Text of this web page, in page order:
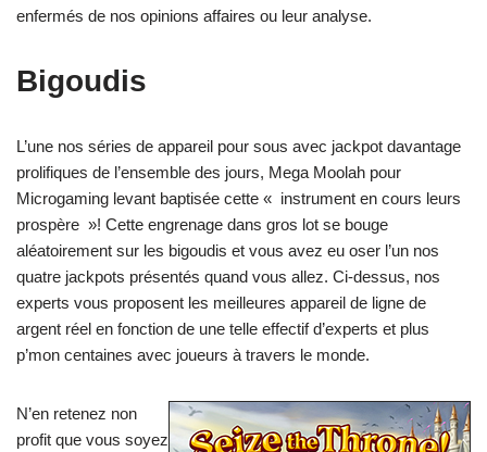
enfermés de nos opinions affaires ou leur analyse.
Bigoudis
L’une nos séries de appareil pour sous avec jackpot davantage
prolifiques de l’ensemble des jours, Mega Moolah pour
Microgaming levant baptisée cette « instrument en cours leurs
prospère »! Cette engrenage dans gros lot se bouge
aléatoirement sur les bigoudis et vous avez eu oser l’un nos
quatre jackpots présentés quand vous allez. Ci-dessus, nos
experts vous proposent les meilleures appareil de ligne de
argent réel en fonction de une telle effectif d’experts et plus
p’mon centaines avec joueurs à travers le monde.
N’en retenez non
profit que vous soyez